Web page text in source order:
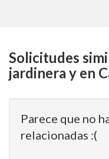
Solicitudes
jardinera y en
Parece que no
relacionadas :(